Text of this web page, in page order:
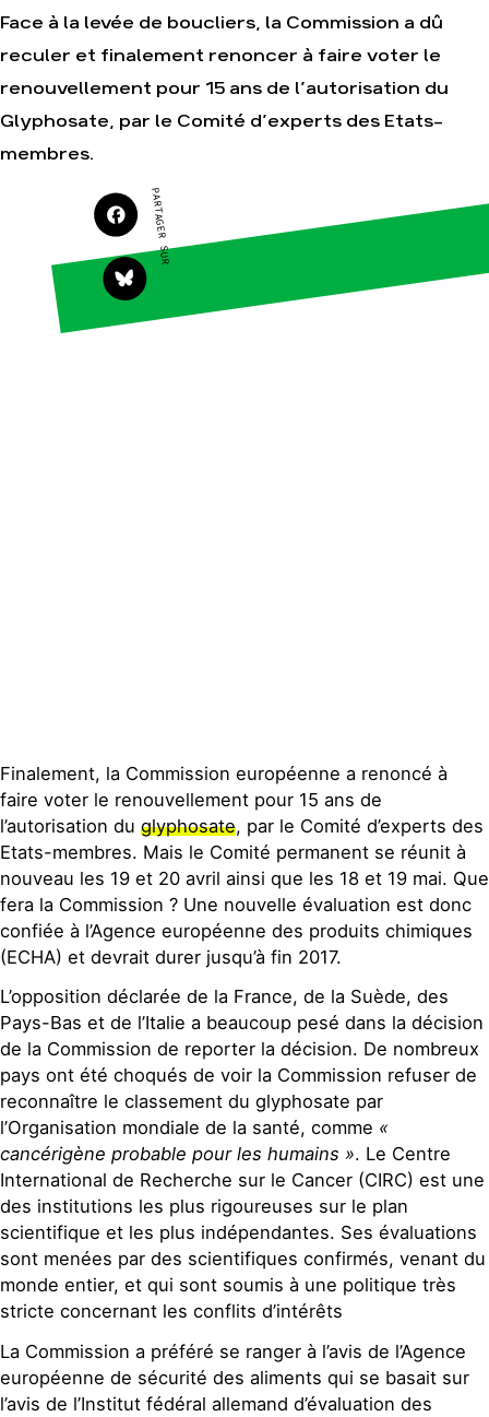
Agir
terrain
Agir au quotidien
Soutenir les
campagnes
Transmettre tout ou
partie de son
patrimoine
Télécharger
Nos
thématiques
Climat – Énergie
Finance
Face à la levée de boucliers, la Commission a dû
reculer et finalement renoncer à faire voter le
renouvellement pour 15 ans de l’autorisation du
Glyphosate, par le Comité d’experts des Etats-
membres.
PARTAGER SUR
Finalement, la Commission européenne a renoncé à
faire voter le renouvellement pour 15 ans de
l’autorisation du glyphosate, par le Comité d’experts des
Etats-membres. Mais le Comité permanent se réunit à
nouveau les 19 et 20 avril ainsi que les 18 et 19 mai. Que
fera la Commission ? Une nouvelle évaluation est donc
confiée à l’Agence européenne des produits chimiques
(ECHA) et devrait durer jusqu’à fin 2017.
L’opposition déclarée de la France, de la Suède, des
Pays-Bas et de l’Italie a beaucoup pesé dans la décision
de la Commission de reporter la décision. De nombreux
pays ont été choqués de voir la Commission refuser de
reconnaître le classement du glyphosate par
l’Organisation mondiale de la santé, comme «
cancérigène probable pour les humains ». Le Centre
International de Recherche sur le Cancer (CIRC) est une
des institutions les plus rigoureuses sur le plan
scientifique et les plus indépendantes. Ses évaluations
sont menées par des scientifiques confirmés, venant du
monde entier, et qui sont soumis à une politique très
stricte concernant les conflits d’intérêts
La Commission a préféré se ranger à l’avis de l’Agence
européenne de sécurité des aliments qui se basait sur
l’avis de l’Institut fédéral allemand d’évaluation des